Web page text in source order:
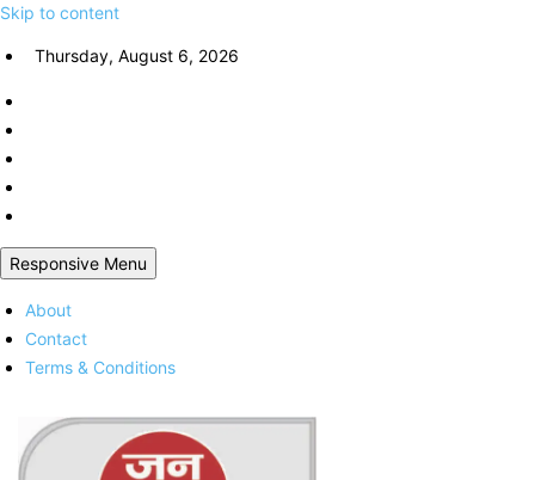
Skip to content
Thursday, August 6, 2026
Responsive Menu
About
Contact
Terms & Conditions